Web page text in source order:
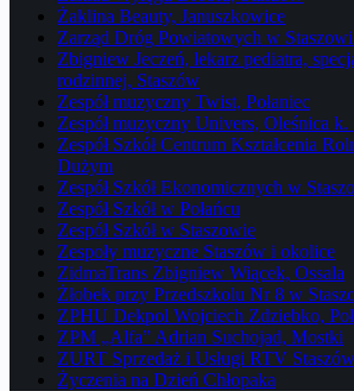
Żaklina Beauty, Januszkowice
Zarząd Dróg Powiatowych w
Zbigniew Jeczeń, lekarz pediatra,
rodzinnej, Staszów
Zespół muzyczny Twist, Połaniec
Zespół muzyczny Univers, Oleśnica
Zespół Szkół Centrum Kształcenia
Dużym
Zespół Szkół Ekonomicznych w
Zespół Szkół w Połańcu
Zespół Szkół w Staszowie
Zespoły muzyczne Staszów i okolice
ZidmaTrans Zbigniew Wiącek, Ossala
Żłobek przy Przedszkolu Nr 8 w
ZPHU Dekpol Wojciech Zdziebko,
ZPM „Alfa” Adrian Suchojad, Mostki
ZURT Sprzedaż i Usługi RTV Staszów
Życzenia na Dzień Chłopaka